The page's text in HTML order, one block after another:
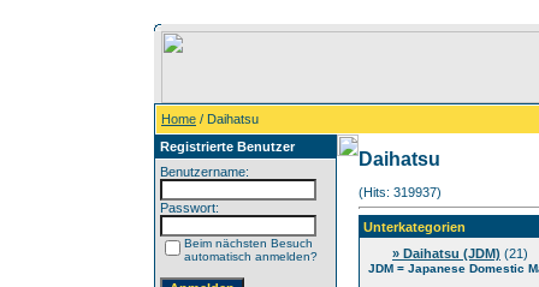
Home / Daihatsu
Registrierte Benutzer
Benutzername:
Passwort:
Beim nächsten Besuch
automatisch anmelden?
Daihatsu
(Hits: 319937)
Unterkategorien
» Daihatsu (JDM) (21)
JDM = Japanese Domestic